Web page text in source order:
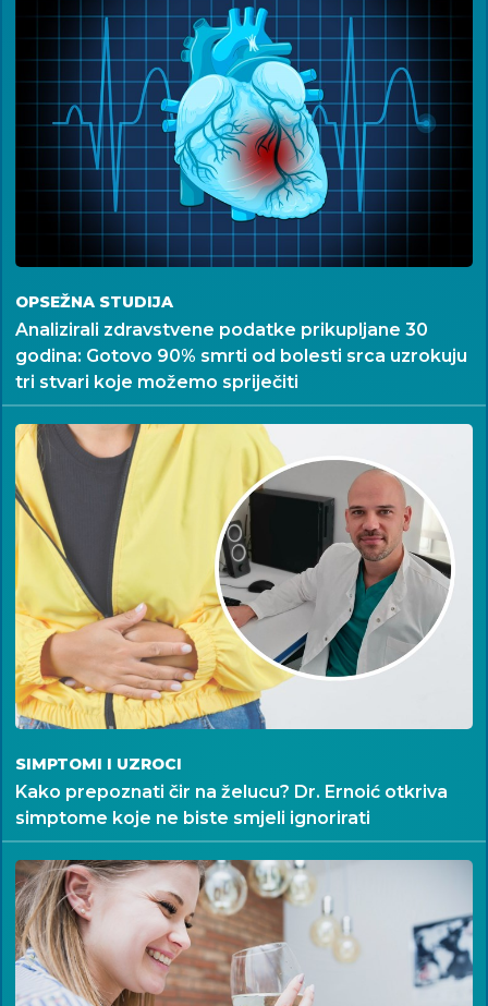
OPSEŽNA STUDIJA
Analizirali zdravstvene podatke prikupljane 30
godina: Gotovo 90% smrti od bolesti srca uzrokuju
tri stvari koje možemo spriječiti
SIMPTOMI I UZROCI
Kako prepoznati čir na želucu? Dr. Ernoić otkriva
simptome koje ne biste smjeli ignorirati